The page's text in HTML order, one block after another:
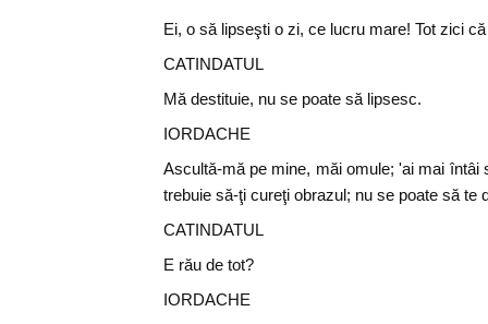
Ei, o să lipseşti o zi, ce lucru mare! Tot zici
CATINDATUL
Mă destituie, nu se poate să lipsesc.
IORDACHE
Ascultă-mă pe mine, măi omule; 'ai mai întâi
trebuie să-ţi cureţi obrazul; nu se poate să te
CATINDATUL
E rău de tot?
IORDACHE